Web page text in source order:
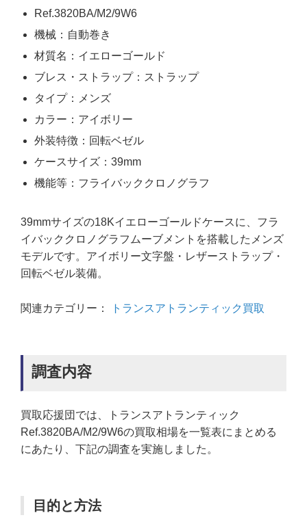
Ref.3820BA/M2/9W6
機械：自動巻き
材質名：イエローゴールド
ブレス・ストラップ：ストラップ
タイプ：メンズ
カラー：アイボリー
外装特徴：回転ベゼル
ケースサイズ：39mm
機能等：フライバッククロノグラフ
39mmサイズの18Kイエローゴールドケースに、フラ
イバッククロノグラフムーブメントを搭載したメンズ
モデルです。アイボリー文字盤・レザーストラップ・
回転ベゼル装備。
関連カテゴリー： トランスアトランティック買取
調査内容
買取応援団では、トランスアトランティック
Ref.3820BA/M2/9W6の買取相場を一覧表にまとめる
にあたり、下記の調査を実施しました。
目的と方法